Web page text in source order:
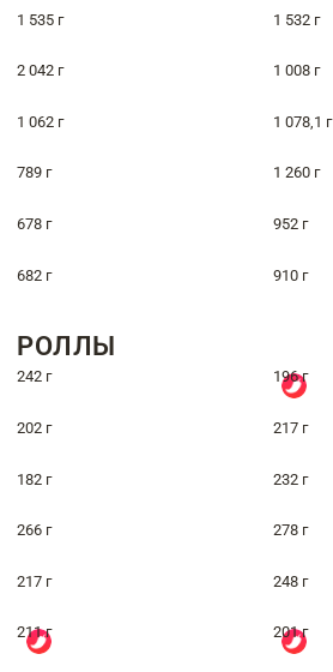
1 535 г 1 532 г
2 042 г 1 008 г
1 062 г 1 078,1 г
789 г 1 260 г
678 г 952 г
682 г 910 г
РОЛЛЫ
242 г 196 г
202 г 217 г
182 г 232 г
266 г 278 г
217 г 248 г
211 г 201 г